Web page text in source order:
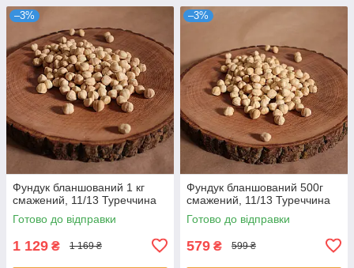
–3%
Фундук бланшований 1 кг
смажений, 11/13 Туреччина
Готово до відправки
1 129 ₴ 1 169 ₴
–3%
Фундук бланшований 500г
смажений, 11/13 Туреччина
Готово до відправки
579 ₴ 599 ₴